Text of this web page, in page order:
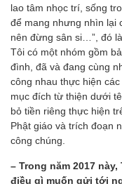
lao tâm nhọc trí, sống
để mang nhưng nhìn lại
nên đừng sân si…”, đó
Tôi có một nhóm gồm
đình, đã và đang cùng
công nhau thực hiện
mục đích từ thiện dưới
bỏ tiền riêng thực hiện
Phật giáo và trích đoạn
công chúng.
– Trong năm 2017
điều gì muốn gửi tới